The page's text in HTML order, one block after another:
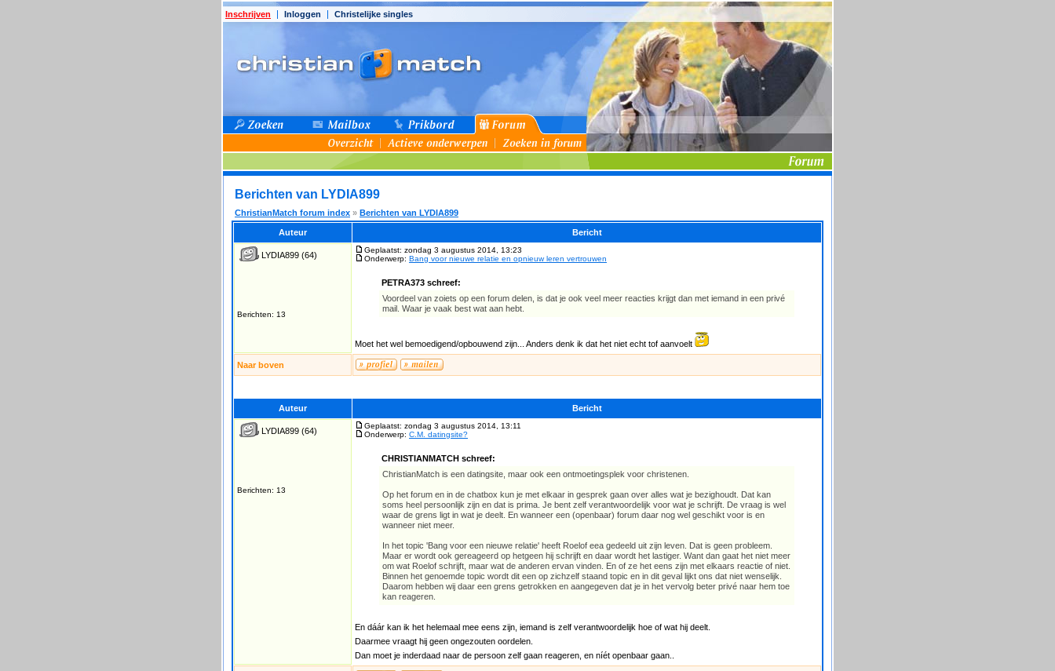
Inschrijven Inloggen Christelijke singles
Berichten van LYDIA899
ChristianMatch forum index » Berichten van LYDIA899
Auteur Bericht
LYDIA899 (64)
Berichten: 13
Geplaatst: zondag 3 augustus 2014, 13:23
Onderwerp: Bang voor nieuwe relatie en opnieuw leren vertrouwen
PETRA373 schreef:
Voordeel van zoiets op een forum delen, is dat je ook veel meer reacties krijgt dan met iemand in een privé
mail. Waar je vaak best wat aan hebt.
Moet het wel bemoedigend/opbouwend zijn... Anders denk ik dat het niet echt tof aanvoelt
Naar boven
Auteur Bericht
LYDIA899 (64)
Berichten: 13
Geplaatst: zondag 3 augustus 2014, 13:11
Onderwerp: C.M. datingsite?
CHRISTIANMATCH schreef:
ChristianMatch is een datingsite, maar ook een ontmoetingsplek voor christenen.
Op het forum en in de chatbox kun je met elkaar in gesprek gaan over alles wat je bezighoudt. Dat kan
soms heel persoonlijk zijn en dat is prima. Je bent zelf verantwoordelijk voor wat je schrijft. De vraag is wel
waar de grens ligt in wat je deelt. En wanneer een (openbaar) forum daar nog wel geschikt voor is en
wanneer niet meer.
In het topic 'Bang voor een nieuwe relatie' heeft Roelof eea gedeeld uit zijn leven. Dat is geen probleem.
Maar er wordt ook gereageerd op hetgeen hij schrijft en daar wordt het lastiger. Want dan gaat het niet meer
om wat Roelof schrijft, maar wat de anderen ervan vinden. En of ze het eens zijn met elkaars reactie of niet.
Binnen het genoemde topic wordt dit een op zichzelf staand topic en in dit geval lijkt ons dat niet wenselijk.
Daarom hebben wij daar een grens getrokken en aangegeven dat je in het vervolg beter privé naar hem toe
kan reageren.
En dáár kan ik het helemaal mee eens zijn, iemand is zelf verantwoordelijk hoe of wat hij deelt.
Daarmee vraagt hij geen ongezouten oordelen.
Dan moet je inderdaad naar de persoon zelf gaan reageren, en níét openbaar gaan..